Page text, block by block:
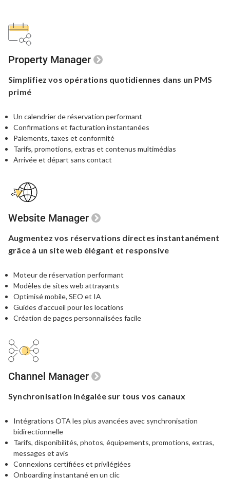
Property Manager
Simplifiez vos opérations quotidiennes dans un PMS
primé
Un calendrier de réservation performant
Confirmations et facturation instantanées
Paiements, taxes et conformité
Tarifs, promotions, extras et contenus multimédias
Arrivée et départ sans contact
Website Manager
Augmentez vos réservations directes instantanément
grâce à un site web élégant et responsive
Moteur de réservation performant
Modèles de sites web attrayants
Optimisé mobile, SEO et IA
Guides d’accueil pour les locations
Création de pages personnalisées facile
Channel Manager
Synchronisation inégalée sur tous vos canaux
Intégrations OTA les plus avancées avec synchronisation
bidirectionnelle
Tarifs, disponibilités, photos, équipements, promotions, extras,
messages et avis
Connexions certifiées et privilégiées
Onboarding instantané en un clic